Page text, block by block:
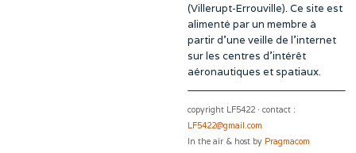
(Villerupt-Errouville). Ce site est
alimenté par un membre à
partir d’une veille de l’internet
sur les centres d’intérêt
aéronautiques et spatiaux.
copyright LF5422 · contact :
LF5422@gmail.com
In the air & host by Pragmacom